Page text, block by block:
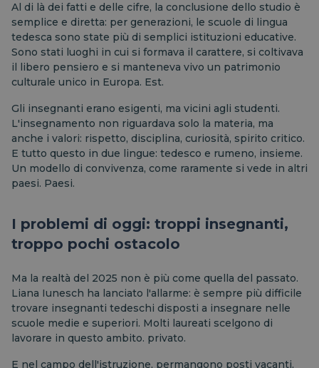
Al di là dei fatti e delle cifre, la conclusione dello studio è
semplice e diretta: per generazioni, le scuole di lingua
tedesca sono state più di semplici istituzioni educative.
Sono stati luoghi in cui si formava il carattere, si coltivava
il libero pensiero e si manteneva vivo un patrimonio
culturale unico in Europa. Est.
Gli insegnanti erano esigenti, ma vicini agli studenti.
L'insegnamento non riguardava solo la materia, ma
anche i valori: rispetto, disciplina, curiosità, spirito critico.
E tutto questo in due lingue: tedesco e rumeno, insieme.
Un modello di convivenza, come raramente si vede in altri
paesi. Paesi.
I problemi di oggi: troppi insegnanti,
troppo pochi ostacolo
Ma la realtà del 2025 non è più come quella del passato.
Liana Iunesch ha lanciato l'allarme: è sempre più difficile
trovare insegnanti tedeschi disposti a insegnare nelle
scuole medie e superiori. Molti laureati scelgono di
lavorare in questo ambito. privato.
E nel campo dell'istruzione, permangono posti vacanti,